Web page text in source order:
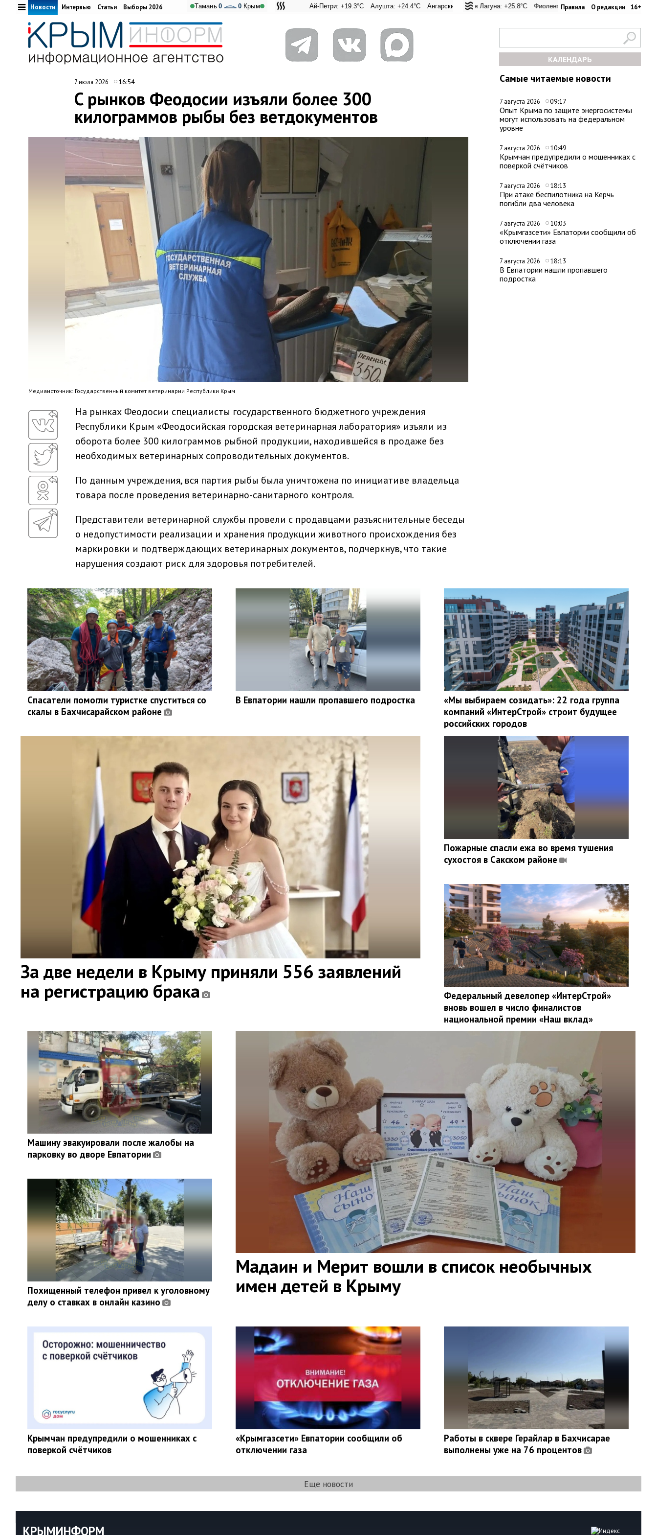
Правила О редакции 16+
Адмиральская Лагуна: +25.8°C Фиолент: +26.4°C Казачья бухта: +26.2°C
Ай-Петри: +19.3°C Алушта: +24.4°C Ангарский перевал: +20.9°C Евпатория: +23.6°C Керчь: +33.4°C Никитский сад:
Тамань 0 0 Крым
Новости Интервью Статьи Выборы 2026
КАЛЕНДАРЬ
Самые читаемые новости
7 августа 2026 09:17
Опыт Крыма по защите энергосистемы
могут использовать на федеральном
уровне
7 августа 2026 10:49
Крымчан предупредили о мошенниках с
поверкой счётчиков
7 августа 2026 18:13
При атаке беспилотника на Керчь
погибли два человека
7 августа 2026 10:03
«Крымгазсети» Евпатории сообщили об
отключении газа
7 августа 2026 18:13
В Евпатории нашли пропавшего
подростка
7 июля 2026 16:54
C рынков Феодосии изъяли более 300
килограммов рыбы без ветдокументов
Медиaисточник: Государственный комитет ветеринарии Республики Крым
На рынках Феодосии специалисты государственного бюджетного учреждения
Республики Крым «Феодосийская городская ветеринарная лаборатория» изъяли из
оборота более 300 килограммов рыбной продукции, находившейся в продаже без
необходимых ветеринарных сопроводительных документов.
По данным учреждения, вся партия рыбы была уничтожена по инициативе владельца
товара после проведения ветеринарно-санитарного контроля.
Представители ветеринарной службы провели с продавцами разъяснительные беседы
о недопустимости реализации и хранения продукции животного происхождения без
маркировки и подтверждающих ветеринарных документов, подчеркнув, что такие
нарушения создают риск для здоровья потребителей.
Спасатели помогли туристке спуститься со
скалы в Бахчисарайском районе
В Евпатории нашли пропавшего подростка
«Мы выбираем созидать»: 22 года группа
компаний «ИнтерСтрой» строит будущее
российских городов
За две недели в Крыму приняли 556 заявлений
на регистрацию брака
Пожарные спасли ежа во время тушения
сухостоя в Сакском районе
Федеральный девелопер «ИнтерСтрой»
вновь вошел в число финалистов
национальной премии «Наш вклад»
Мадаин и Мерит вошли в список необычных
имен детей в Крыму
Машину эвакуировали после жалобы на
парковку во дворе Евпатории
Похищенный телефон привел к уголовному
делу о ставках в онлайн казино
Крымчан предупредили о мошенниках с
поверкой счётчиков
«Крымгазсети» Евпатории сообщили об
отключении газа
Работы в сквере Герайлар в Бахчисарае
выполнены уже на 76 процентов
Еще новости
КРЫМИНФОРМ